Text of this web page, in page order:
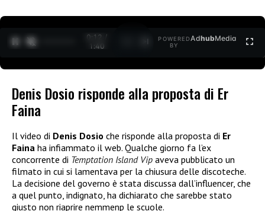
0:12 /
1:40
POWERED
BY
AdhubMedia
Denis Dosio risponde alla proposta di Er
Faina
Il video di Denis Dosio che risponde alla proposta di Er
Faina ha infiammato il web. Qualche giorno fa l’ex
concorrente di Temptation Island Vip aveva pubblicato un
filmato in cui si lamentava per la chiusura delle discoteche.
La decisione del governo è stata discussa dall’influencer, che
a quel punto, indignato, ha dichiarato che sarebbe stato
giusto non riaprire nemmenp le scuole.